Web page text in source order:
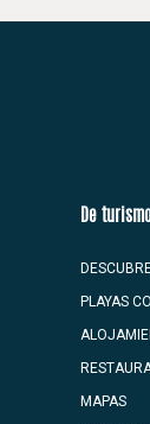
De
PLAYAS
MAPAS